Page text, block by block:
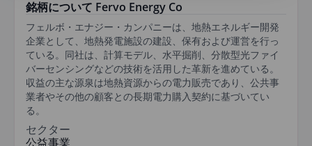
銘柄について Fervo Energy Co
フェルボ・エナジー・カンパニーは、地熱エネルギー開発
企業として、地熱発電施設の建設、保有および運営を行っ
ている。同社は、計算モデル、水平掘削、分散型光ファイ
バーセンシングなどの技術を活用した革新を進めている。
収益の主な源泉は地熱資源からの電力販売であり、公共事
業者やその他の顧客との長期電力購入契約に基づいてい
る。
セクター
公益事業